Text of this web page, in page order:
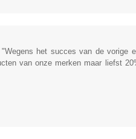
het succes van de vorige
van onze merken maar liefst